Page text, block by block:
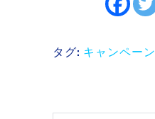
タグ: キャンペーン